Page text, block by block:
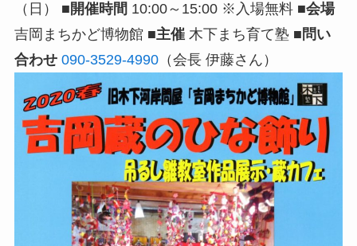
（日） ■開催時間 10:00～15:00 ※入場無料 ■会場
吉岡まちかど博物館 ■主催木下まち育て塾 ■問い
合わせ 090-3529-4990（会長 伊藤さん）